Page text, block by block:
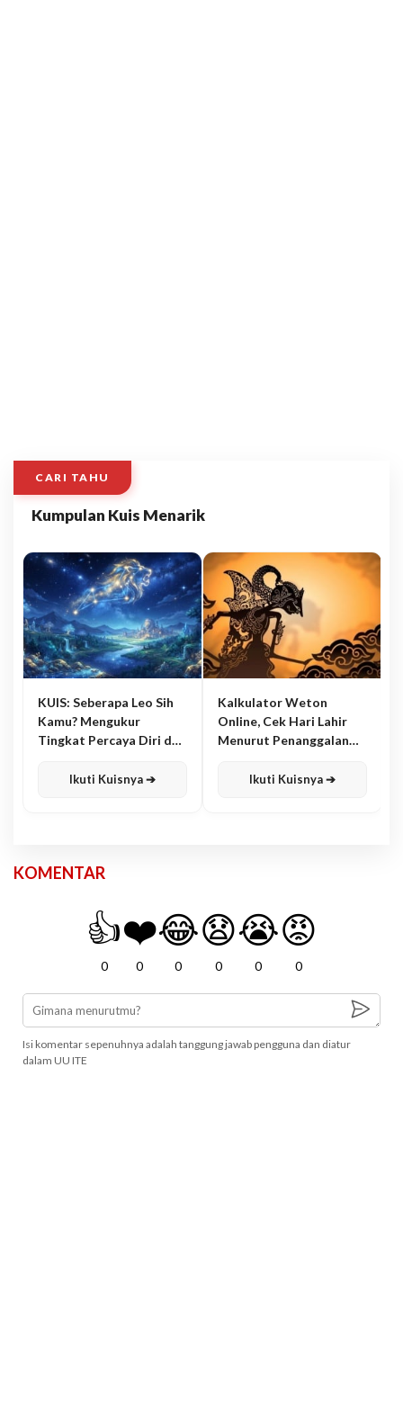
CARI TAHU
Kumpulan Kuis Menarik
KUIS: Seberapa Leo Sih
Kamu? Mengukur
Tingkat Percaya Diri dan
Ikuti Kuisnya ➔
Kalkulator Weton
Online, Cek Hari Lahir
Menurut Penanggalan
Ikuti Kuisnya ➔
KOMENTAR
👍
0
❤️
0
😂
0
😧
0
😭
0
😡
0
Isi komentar sepenuhnya adalah tanggung jawab pengguna dan diatur
dalam UU ITE